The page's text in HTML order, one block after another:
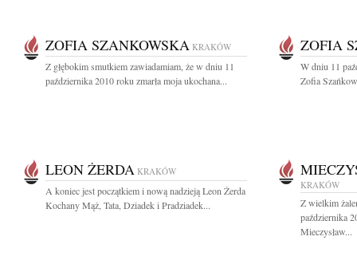
ZOFIA SZANKOWSKA KRAKÓW
Z głębokim smutkiem zawiadamiam, że w dniu 11
października 2010 roku zmarła moja ukochana...
ZOFIA
W dniu 11
Zofia
LEON ŻERDA KRAKÓW
A koniec jest początkiem i nową nadzieją Leon Żerda
Kochany Mąż, Tata, Dziadek i Pradziadek...
KRAKÓW
Z wielkim
października
Mieczysław...